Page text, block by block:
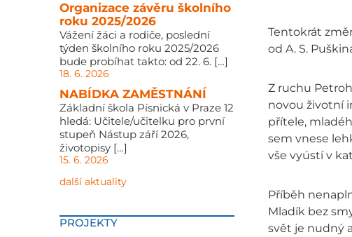
Organizace závěru školního
roku 2025/2026
Vážení žáci a rodiče, poslední
týden školního roku 2025/2026
bude probíhat takto: od 22. 6. […]
18. 6. 2026
NABÍDKA ZAMĚSTNÁNÍ
Základní škola Písnická v Praze 12
hledá: Učitele/učitelku pro první
stupeň Nástup září 2026,
životopisy […]
15. 6. 2026
další aktuality
PROJEKTY
Tentokrát
od A. S.
Z ruchu
novou životní
přítele,
sem vnese
vše vyústí v
Příběh
Mladík bez
svět je nudný